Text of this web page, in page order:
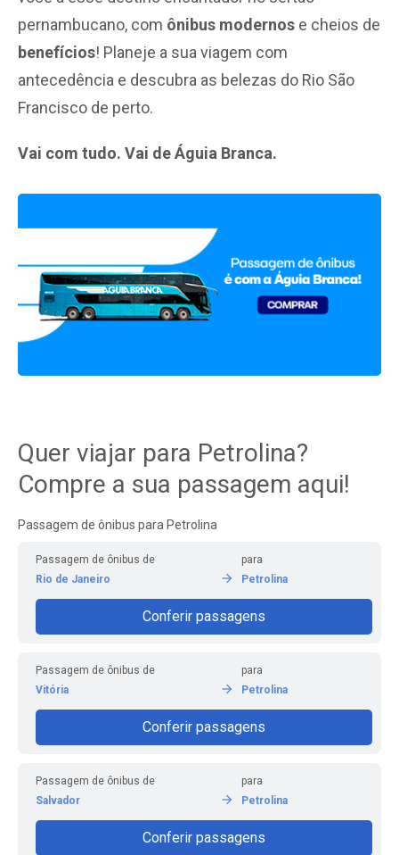
pernambucano, com ônibus modernos e cheios de
benefícios! Planeje a sua viagem com
antecedência e descubra as belezas do Rio São
Francisco de perto.
Vai com tudo. Vai de Águia Branca.
Quer viajar para Petrolina?
Compre a sua passagem aqui!
Passagem de ônibus para Petrolina
Passagem de ônibus de
Rio de Janeiro
para
Petrolina
Conferir passagens
Passagem de ônibus de
Vitória
para
Petrolina
Conferir passagens
Passagem de ônibus de
Salvador
para
Petrolina
Conferir passagens